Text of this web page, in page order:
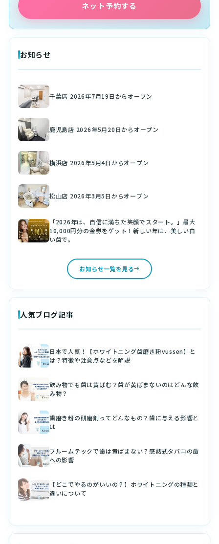
ネット予約する
お知らせ
千葉店 2026年7月19日からオープン
鹿児島店 2026年5月20日からオープン
横浜店 2026年5月4日からオープン
松山店 2026年3月5日からオープン
「2026年は、自信に満ちた笑顔でスタート。」最大
10,000円分の金券をゲット！新しい年は、美しい白
い歯で。
お知らせ一覧を見る
人気ブログ記事
日本で人気！【ホワイトニング歯磨き粉vussen】と
は？特徴や注意点などを解説
飲み物でも歯は黄ばむ？歯が黄ばまないのはどんな飲
み物？
歯磨き粉の研磨剤ってどんなもの？歯に与える影響と
は
プルームテックで歯は黄ばまない？感熱式タバコの歯
への影響
【どこでやるのがいいの？】ホワイトニングの種類と
違いについて